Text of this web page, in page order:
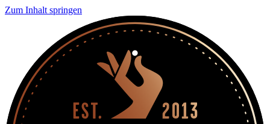
Zum Inhalt springen